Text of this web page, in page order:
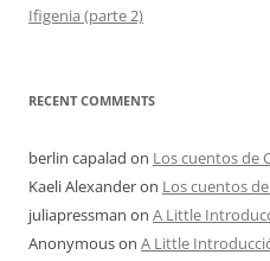
Ifigenia (parte 2)
RECENT COMMENTS
berlin capalad on Los cuentos de
Kaeli Alexanderon Los cuentos
juliapressman on A Little
Anonymouson A Little